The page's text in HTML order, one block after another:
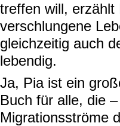
treffen will, erzählt
verschlungene
gleichzeitig auch
lebendig.
Ja, Pia ist ein
Buch für alle, die
Migrationsströme